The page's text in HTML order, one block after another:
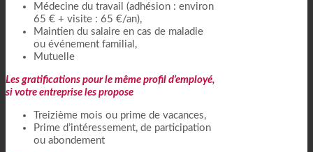
Médecine du travail (adhésion : environ
65 € + visite : 65 €/an),
Maintien du salaire en cas de maladie
ou événement familial,
Mutuelle
Les gratifications pour le même profil d’employé,
si votre entreprise les propose
Treizième mois ou prime de vacances,
Prime d’intéressement, de participation
ou abondement